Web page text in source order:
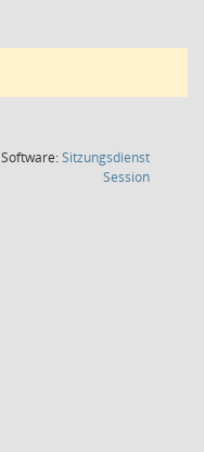
Software:Sitzungsdienst
Session(Wird in